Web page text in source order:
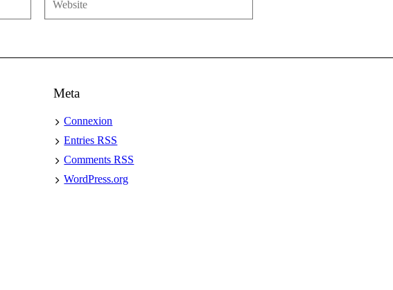
Meta
Connexion
EntriesRSS
CommentsRSS
WordPress.org